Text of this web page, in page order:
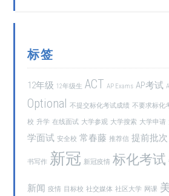
标签
12年级 12年级生 ACT AP Exams AP考试
Optional 不提交标化考试成绩 不要求标化
校 升学 在线面试 大学参观 大学搜索 大学申请
学面试 安全校 常春藤 推荐信 提前批次
书写作 新冠 新冠疫情 标化考试
新闻 疫情 目标校 社交媒体 社区大学 网课